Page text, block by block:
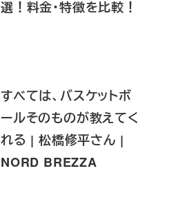
選！料金・特徴を比較！
すべては、バスケットボ
ールそのものが教えてく
れる | 松橋修平さん |
NORD BREZZA